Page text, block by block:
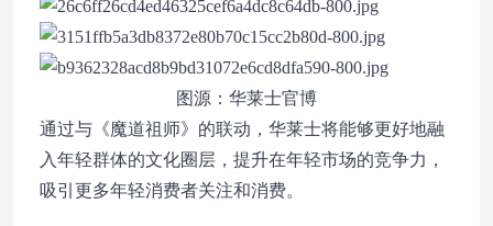
图源：华莱士官博
通过与《魔道祖师》的联动，华莱士将能够更好地融
入年轻群体的文化圈层，提升在年轻市场的竞争力，
吸引更多年轻消费者关注和消费。